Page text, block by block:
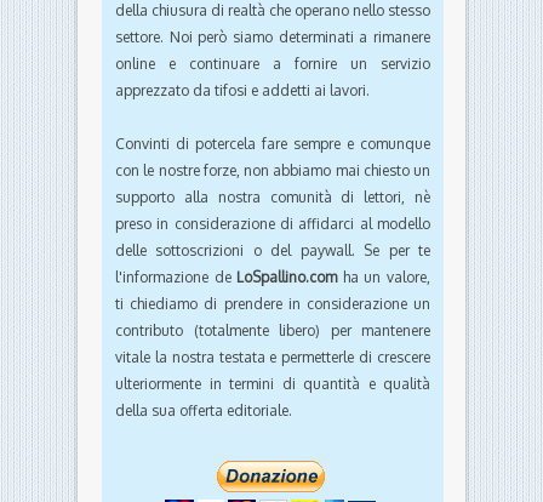
della chiusura di realtà che operano nello stesso
settore. Noi però siamo determinati a rimanere
online e continuare a fornire un servizio
apprezzato da tifosi e addetti ai lavori.
Convinti di potercela fare sempre e comunque
con le nostre forze, non abbiamo mai chiesto un
supporto alla nostra comunità di lettori, nè
preso in considerazione di affidarci al modello
delle sottoscrizioni o del paywall. Se per te
l'informazione de LoSpallino.comha un valore,
ti chiediamo di prendere in considerazione un
contributo (totalmente libero) per mantenere
vitale la nostra testata e permetterle di crescere
ulteriormente in termini di quantità e qualità
della sua offerta editoriale.